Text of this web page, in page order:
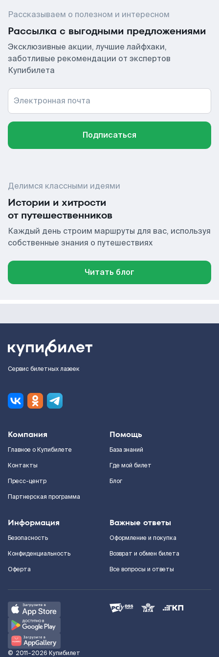
Рассказываем о полезном и интересном
Рассылка с выгодными предложениями
Эксклюзивные акции, лучшие лайфхаки,
заботливые рекомендации от экспертов
Купибилета
Электронная почта
Подписаться
Делимся классными идеями
Истории и хитрости
от путешественников
Каждый день строим маршруты для вас, используя
собственные знания о путешествиях
Читать блог
Сервис билетных лазеек
Компания
Главное о Купибилете
Контакты
Пресс-центр
Партнерская программа
Помощь
База знаний
Где мой билет
Блог
Информация
Безопасность
Конфиденциальность
Оферта
Важные ответы
Оформление и покупка
Возврат и обмен билета
Все вопросы и ответы
© 2011–2026 Купибилет